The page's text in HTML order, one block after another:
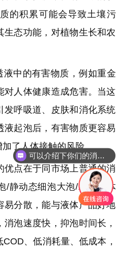
的积累可能会导致土壤污
态功能，对植物生长和农
中的有害物质，例如重金
对人体健康造成危害。当这
发呼吸道、皮肤和消化系统
起泡后，有害物质更容易
了人体接触的风险。
点在于同市场上普通的消
/静动态细泡大泡/粘稠液体
易分散，能与液体产品好地
泡速度快，抑泡时间长，
、低消耗量、低成本，
可以介绍下你们的消泡剂么